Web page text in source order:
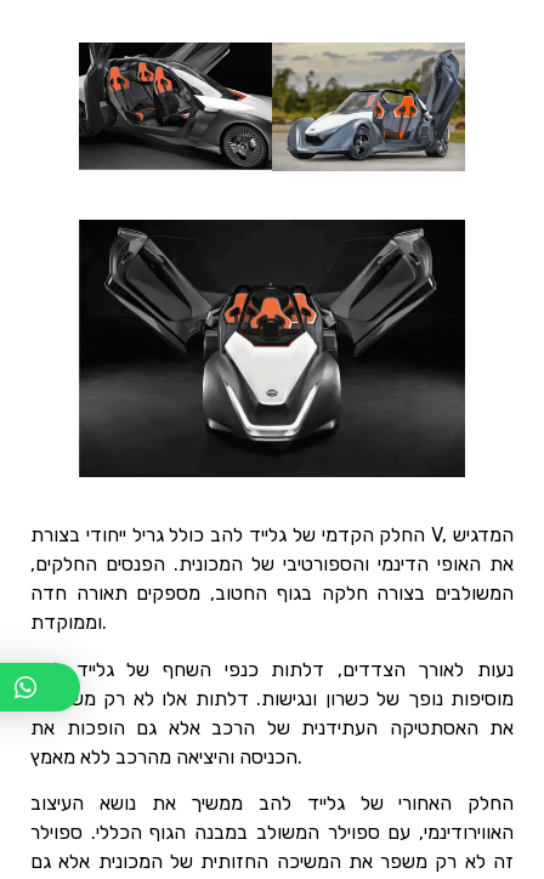
החלק הקדמי של גלייד להב כולל גריל ייחודי בצורת V, המדגיש
את האופי הדינמי והספורטיבי של המכונית. הפנסים החלקים,
המשולבים בצורה חלקה בגוף החטוב, מספקים תאורה חדה
וממוקדת.
נעות לאורך הצדדים, דלתות כנפי השחף של גלייד להב
מוסיפות נופך של כשרון ונגישות. דלתות אלו לא רק משפרות
את האסתטיקה העתידנית של הרכב אלא גם הופכות את
הכניסה והיציאה מהרכב ללא מאמץ.
החלק האחורי של גלייד להב ממשיך את נושא העיצוב
האווירודינמי, עם ספוילר המשולב במבנה הגוף הכללי. ספוילר
זה לא רק משפר את המשיכה החזותית של המכונית אלא גם